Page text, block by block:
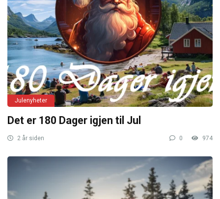
Julenyheter
Det er 180 Dager igjen til Jul
2 år siden 0 974